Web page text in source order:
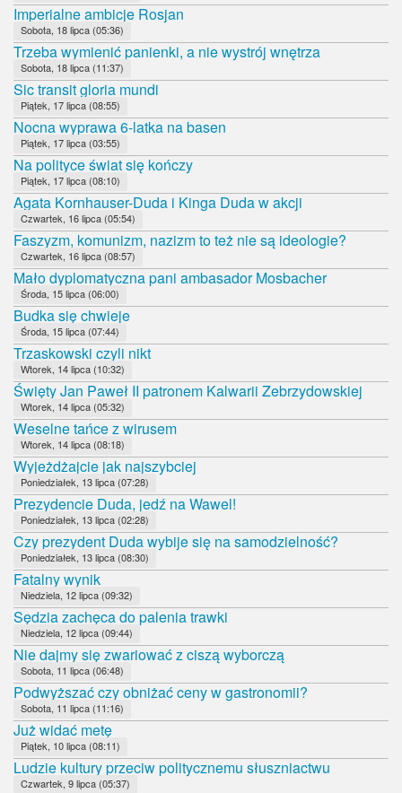
Imperialne ambicje Rosjan
Sobota, 18 lipca (05:36)
Trzeba wymienić panienki, a nie wystrój wnętrza
Sobota, 18 lipca (11:37)
Sic transit gloria mundi
Piątek, 17 lipca (08:55)
Nocna wyprawa 6-latka na basen
Piątek, 17 lipca (03:55)
Na polityce świat się kończy
Piątek, 17 lipca (08:10)
Agata Kornhauser-Duda i Kinga Duda w akcji
Czwartek, 16 lipca (05:54)
Faszyzm, komunizm, nazizm to też nie są ideologie?
Czwartek, 16 lipca (08:57)
Mało dyplomatyczna pani ambasador Mosbacher
Środa, 15 lipca (06:00)
Budka się chwieje
Środa, 15 lipca (07:44)
Trzaskowski czyli nikt
Wtorek, 14 lipca (10:32)
Święty Jan Paweł II patronem Kalwarii Zebrzydowskiej
Wtorek, 14 lipca (05:32)
Weselne tańce z wirusem
Wtorek, 14 lipca (08:18)
Wyjeżdżajcie jak najszybciej
Poniedziałek, 13 lipca (07:28)
Prezydencie Duda, jedź na Wawel!
Poniedziałek, 13 lipca (02:28)
Czy prezydent Duda wybije się na samodzielność?
Poniedziałek, 13 lipca (08:30)
Fatalny wynik
Niedziela, 12 lipca (09:32)
Sędzia zachęca do palenia trawki
Niedziela, 12 lipca (09:44)
Nie dajmy się zwariować z ciszą wyborczą
Sobota, 11 lipca (06:48)
Podwyższać czy obniżać ceny w gastronomii?
Sobota, 11 lipca (11:16)
Już widać metę
Piątek, 10 lipca (08:11)
Ludzie kultury przeciw politycznemu słuszniactwu
Czwartek, 9 lipca (05:37)